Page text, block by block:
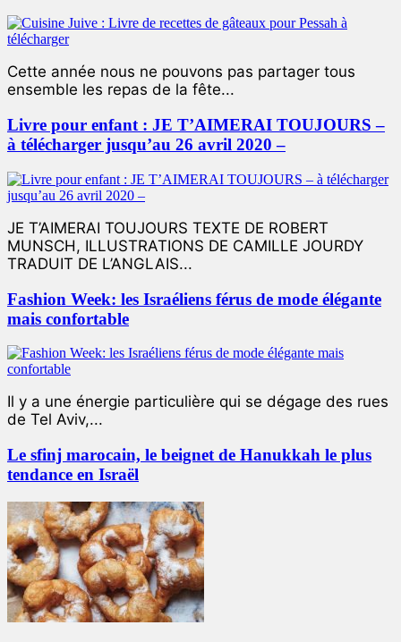
Cette année nous ne pouvons pas partager tous
ensemble les repas de la fête...
Livre pour enfant : JE T’AIMERAI TOUJOURS –
à télécharger jusqu’au 26 avril 2020 –
JE T’AIMERAI TOUJOURS TEXTE DE ROBERT
MUNSCH, ILLUSTRATIONS DE CAMILLE JOURDY
TRADUIT DE L’ANGLAIS...
Fashion Week: les Israéliens férus de mode élégante
mais confortable
Il y a une énergie particulière qui se dégage des rues
de Tel Aviv,...
Le sfinj marocain, le beignet de Hanukkah le plus
tendance en Israël